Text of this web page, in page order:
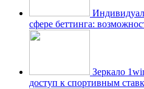
сфере беттинга:
Зеркало
доступ к спортивным